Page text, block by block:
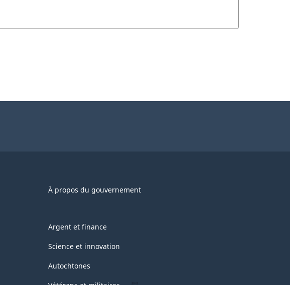
À propos du gouvernement
Argent et finance
Science et innovation
Autochtones